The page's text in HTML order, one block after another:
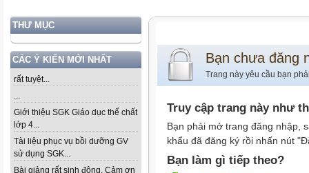
THƯ MỤC
CÁC Ý KIẾN MỚI NHẤT
rất tuyệt...
...
Giới thiệu SGK Giáo dục thể chất
lớp 4...
Tài liệu phục vụ bồi dưỡng GV
sử dụng SGK...
Bài giảng rất sinh động. Cảm ơn
Bạn chưa đăng
Trang này yêu cầu bạn
Truy cập trang này như
Bạn phải mở trang đăng nhập,
khẩu đã đăng ký rồi nhấn nút
Bạn làm gì tiếp theo?